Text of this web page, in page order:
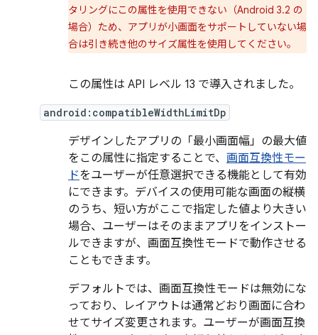
タリングにこの属性を使用できない（Android 3.2 の
場合）ため、アプリが小画面をサポートしていない場
合は引き続き他のサイズ属性を使用してください。
この属性は API レベル 13 で導入されました。
android:compatibleWidthLimitDp
デザインしたアプリの「最小画面幅」の最大値
をこの属性に指定することで、 画面互換性モー
ドをユーザーが任意選択できる機能として有効
にできます。デバイスの使用可能な画面の縦横
のうち、短い方がここで指定した値より大きい
場合、ユーザーはそのままアプリをインストー
ルできますが、画面互換性モードで動作させる
こともできます。
デフォルトでは、画面互換性モードは無効にな
っており、レイアウトは通常どおり画面に合わ
せてサイズ変更されます。ユーザーが画面互換